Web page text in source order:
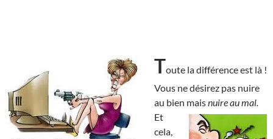
Toute la différence est là !
Vous ne désirez pas nuire
au bien maisnuire au mal.
Et
cela,